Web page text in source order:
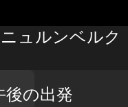
ュルンベルク
後の出発